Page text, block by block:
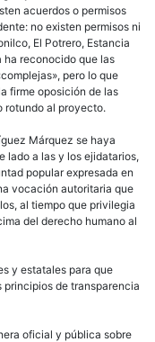
acuerdos o permisos
no existen permisos ni
El Potrero, Estancia
ha reconocido que las
pero lo que
firme oposición de las
rotundo al proyecto.
Márquez se haya
lado a las y los ejidatarios,
popular expresada en
vocación autoritaria que
al tiempo que privilegia
del derecho humano al
y estatales para que
de transparencia
oficial y pública sobre